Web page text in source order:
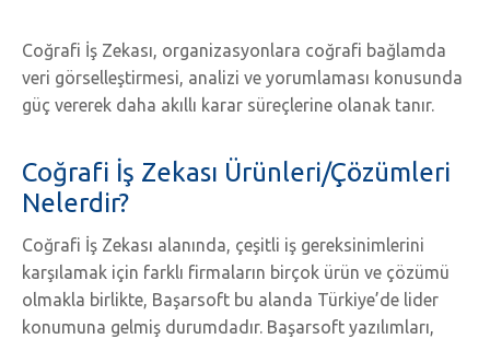
Coğrafi İş Zekası, organizasyonlara coğrafi bağlamda
veri görselleştirmesi, analizi ve yorumlaması konusunda
güç vererek daha akıllı karar süreçlerine olanak tanır.
Coğrafi İş Zekası Ürünleri/Çözümleri
Nelerdir?
Coğrafi İş Zekası alanında, çeşitli iş gereksinimlerini
karşılamak için farklı firmaların birçok ürün ve çözümü
olmakla birlikte, Başarsoft bu alanda Türkiye’de lider
konumuna gelmiş durumdadır. Başarsoft yazılımları,